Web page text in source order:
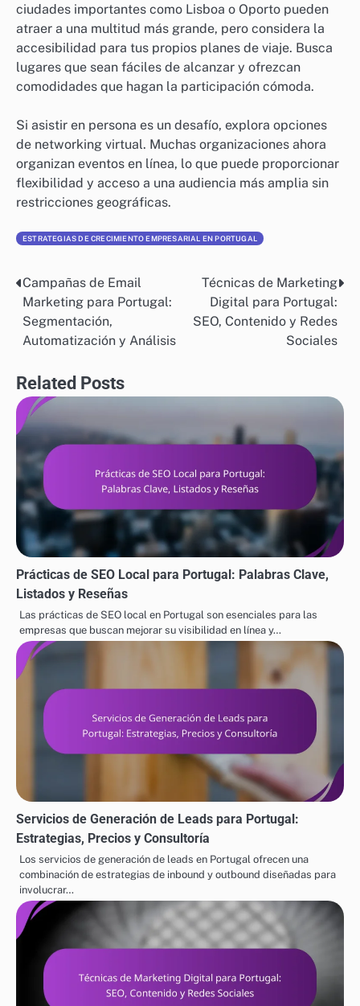
ciudades importantes como Lisboa o Oporto pueden
atraer a una multitud más grande, pero considera la
accesibilidad para tus propios planes de viaje. Busca
lugares que sean fáciles de alcanzar y ofrezcan
comodidades que hagan la participación cómoda.
Si asistir en persona es un desafío, explora opciones
de networking virtual. Muchas organizaciones ahora
organizan eventos en línea, lo que puede proporcionar
flexibilidad y acceso a una audiencia más amplia sin
restricciones geográficas.
ESTRATEGIAS DE CRECIMIENTO EMPRESARIAL EN PORTUGAL
Post
navigation
Campañas de Email
Marketing para Portugal:
Segmentación,
Automatización y Análisis
Técnicas de Marketing
Digital para Portugal:
SEO, Contenido y Redes
Sociales
Related Posts
Prácticas de SEO Local para Portugal: Palabras Clave,
Listados y Reseñas
Las prácticas de SEO local en Portugal son esenciales para las
empresas que buscan mejorar su visibilidad en línea y…
Servicios de Generación de Leads para Portugal:
Estrategias, Precios y Consultoría
Los servicios de generación de leads en Portugal ofrecen una
combinación de estrategias de inbound y outbound diseñadas para
involucrar…